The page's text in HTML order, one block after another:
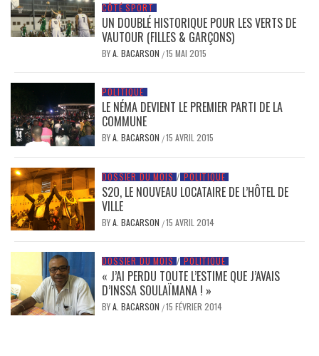
CÔTÉ SPORT
UN DOUBLÉ HISTORIQUE POUR LES VERTS DE
VAUTOUR (FILLES & GARÇONS)
BYA. BACARSON /15 MAI 2015
POLITIQUE
LE NÉMA DEVIENT LE PREMIER PARTI DE LA
COMMUNE
BYA. BACARSON /15 AVRIL 2015
DOSSIER DU MOIS / POLITIQUE
S2O, LE NOUVEAU LOCATAIRE DE L’HÔTEL DE
VILLE
BYA. BACARSON /15 AVRIL 2014
DOSSIER DU MOIS / POLITIQUE
« J’AI PERDU TOUTE L’ESTIME QUE J’AVAIS
D’INSSA SOULAÏMANA ! »
BYA. BACARSON /15 FÉVRIER 2014